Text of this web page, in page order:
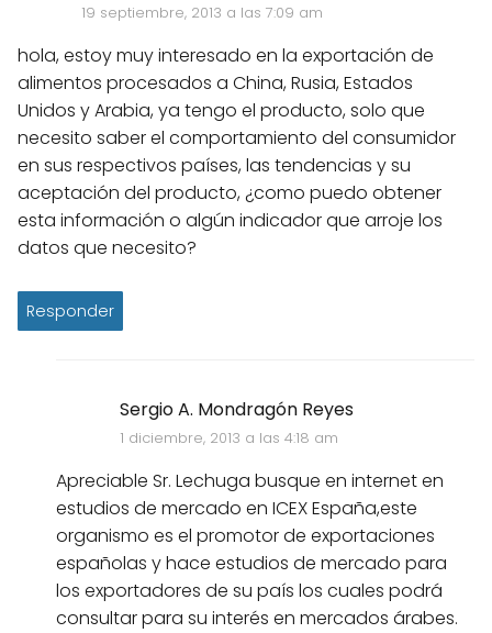
19 septiembre, 2013 a las 7:09 am
hola, estoy muy interesado en la exportación de
alimentos procesados a China, Rusia, Estados
Unidos y Arabia, ya tengo el producto, solo que
necesito saber el comportamiento del consumidor
en sus respectivos países, las tendencias y su
aceptación del producto, ¿como puedo obtener
esta información o algún indicador que arroje los
datos que necesito?
Responder
Sergio A. Mondragón Reyes
1 diciembre, 2013 a las 4:18 am
Apreciable Sr. Lechuga busque en internet en
estudios de mercado en ICEX España,este
organismo es el promotor de exportaciones
españolas y hace estudios de mercado para
los exportadores de su país los cuales podrá
consultar para su interés en mercados árabes.